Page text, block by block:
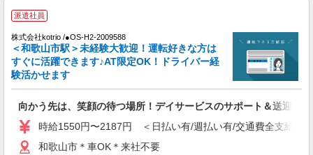
パート
パナソニック エイジフリーケアセンター和歌山北島
ショートステイ／介護職／遅出のみ
時給1,143円〜1,206円 ※経験・能力・資格等
〇土日祝勤務手当 〇夜勤手当 〇深夜勤務手当 〇
無事故無違反表彰金 〇年末年始勤務手当 〇早朝
パナソニック エイジフリーケアセンター和歌
山北島 和歌山県和歌山市北島325-25
派遣社員
株式会社kotrio /●OS-H2-2009588
＜和歌山市駅＞未経験大歓迎！運転好きな方は
すぐに活躍できます♪AT限定OK！ドライバー経
験活かせます
向かう先は、笑顔の待つ場所！デイサービスのサポート＆送迎
時給1550円〜2187円 ＜日払い有/週払い有/交通費全支給(ガ
和歌山市＊車OK＊来社不要